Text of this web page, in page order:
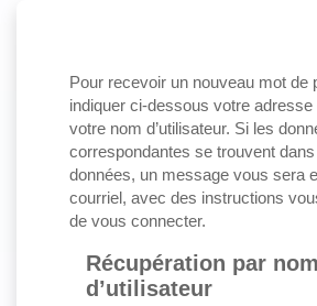
Pour recevoir un nouveau mot de
indiquer ci-dessous votre adresse
votre nom d’utilisateur. Si les
correspondantes se trouvent
données, un message vous sera
courriel, avec des instructions
de vous connecter.
Récupération par nom
Récupération par nom
d’utilisateur